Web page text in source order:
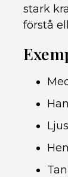
stark
förstå